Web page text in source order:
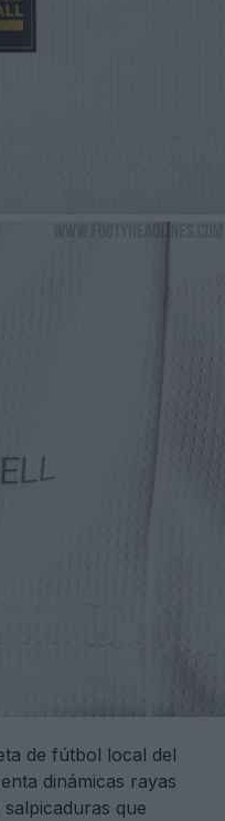
de fútbol local del
dinámicas rayas
que